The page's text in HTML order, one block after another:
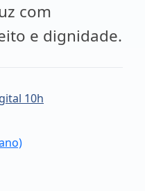
com
e dignidade.
10h